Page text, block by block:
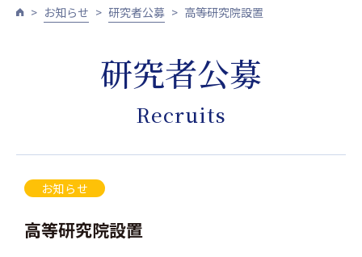
お知らせ 研究者公募 高等研究院設置
研究者公募
Recruits
お知らせ
高等研究院設置